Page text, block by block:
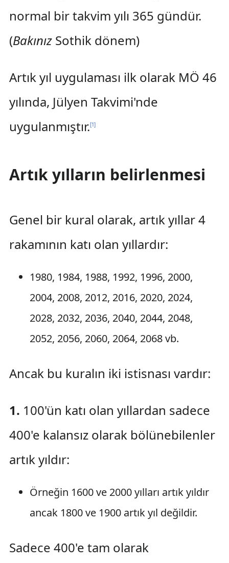
normal bir takvim yılı 365 gündür.
(BakınızSothik dönem)
Artık yıl uygulaması ilk olarak MÖ 46
yılında, Jülyen Takvimi'nde
uygulanmıştır.[1]
Artık yılların belirlenmesi
Genel bir kural olarak, artık yıllar 4
rakamının katı olan yıllardır:
1980, 1984, 1988, 1992, 1996, 2000,
2004, 2008, 2012, 2016, 2020, 2024,
2028, 2032, 2036, 2040, 2044, 2048,
2052, 2056, 2060, 2064, 2068 vb.
Ancak bu kuralın iki istisnası vardır:
1. 100'ün katı olan yıllardan sadece
400'e kalansız olarak bölünebilenler
artık yıldır:
Örneğin 1600 ve 2000 yılları artık yıldır
ancak 1800 ve 1900 artık yıl değildir.
Sadece 400'e tam olarak